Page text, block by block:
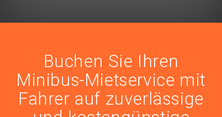
Buchen Sie Ihren
Minibus-Mietservice mit
Fahrer auf zuverlässige